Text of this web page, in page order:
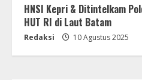
HNSI Kepri & Ditintelkam
HUT RI di Laut Batam
Redaksi 10 Agustus 2025